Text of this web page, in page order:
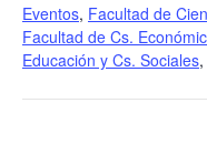
Eventos, Facultad de
Facultad de Cs.
Educación y Cs. Sociales,